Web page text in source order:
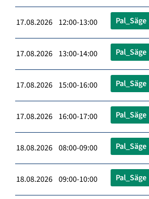
17.08.2026 12:00-13:00 Pal_Säge
17.08.2026 13:00-14:00 Pal_Säge
17.08.2026 15:00-16:00 Pal_Säge
17.08.2026 16:00-17:00 Pal_Säge
18.08.2026 08:00-09:00 Pal_Säge
18.08.2026 09:00-10:00 Pal_Säge